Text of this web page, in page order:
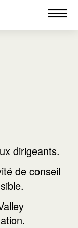
dirigeants.
de conseil